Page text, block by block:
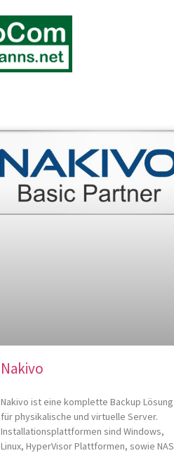
Nakivo
Nakivo ist eine komplette Backup Lösung
für physikalische und virtuelle Server.
Installationsplattformen sind Windows,
Linux, HyperVisor Plattformen, sowie NAS